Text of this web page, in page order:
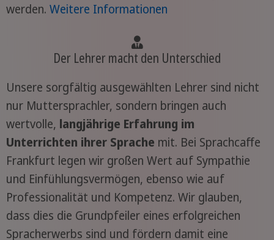
werden. Weitere Informationen
Der Lehrer macht den Unterschied
Unsere sorgfältig ausgewählten Lehrer sind nicht
nur Muttersprachler, sondern bringen auch
wertvolle, langjährige Erfahrung im
Unterrichten ihrer Sprache mit. Bei Sprachcaffe
Frankfurt legen wir großen Wert auf Sympathie
und Einfühlungsvermögen, ebenso wie auf
Professionalität und Kompetenz. Wir glauben,
dass dies die Grundpfeiler eines erfolgreichen
Spracherwerbs sind und fördern damit eine